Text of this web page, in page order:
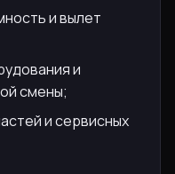
и вылет
и
смены;
и сервисных